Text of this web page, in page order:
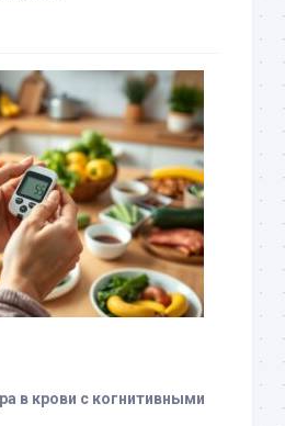
в крови с когнитивными